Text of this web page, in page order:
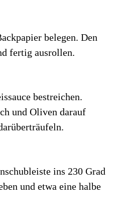
belegen. Den
fertig ausrollen.
bestreichen.
und Oliven darauf
ins 230 Grad
und etwa eine halbe